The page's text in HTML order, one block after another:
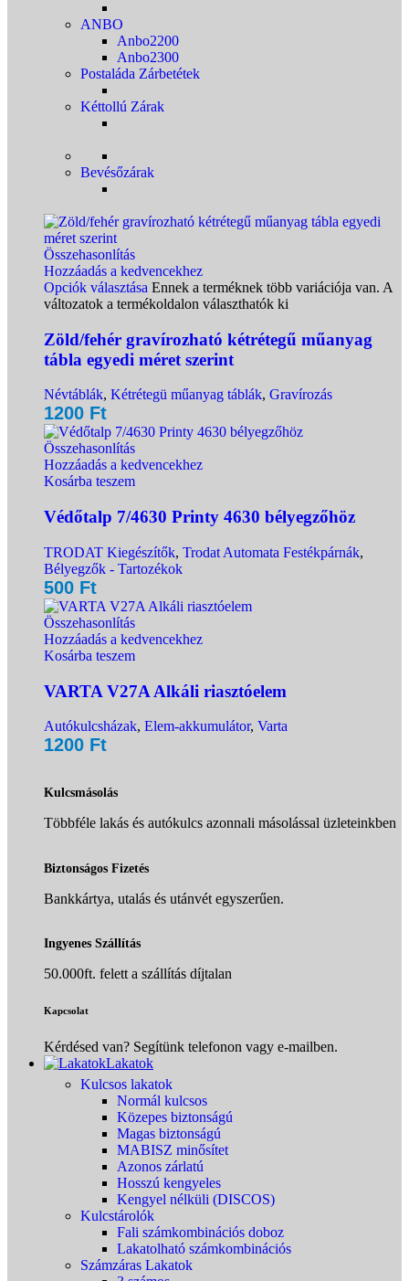
ANBO
Anbo2200
Anbo2300
Postaláda Zárbetétek
Kéttollú Zárak
Bevésőzárak
Összehasonlítás
Hozzáadás a kedvencekhez
Opciók választása Ennek a terméknek több variációja van. A
változatok a termékoldalon választhatók ki
Zöld/fehér gravírozható kétrétegű műanyag
tábla egyedi méret szerint
Névtáblák, Kétrétegü műanyag táblák, Gravírozás
1200 Ft
Összehasonlítás
Hozzáadás a kedvencekhez
Kosárba teszem
Védőtalp 7/4630 Printy 4630 bélyegzőhöz
TRODAT Kiegészítők, Trodat Automata Festékpárnák,
Bélyegzők - Tartozékok
500 Ft
Összehasonlítás
Hozzáadás a kedvencekhez
Kosárba teszem
VARTA V27A Alkáli riasztóelem
Autókulcsházak, Elem-akkumulátor, Varta
1200 Ft
Kulcsmásolás
Többféle lakás és autókulcs azonnali másolással üzleteinkben
Biztonságos Fizetés
Bankkártya, utalás és utánvét egyszerűen.
Ingyenes Szállítás
50.000ft. felett a szállítás díjtalan
Kapcsolat
Kérdésed van? Segítünk telefonon vagy e-mailben.
Lakatok
Kulcsos lakatok
Normál kulcsos
Közepes biztonságú
Magas biztonságú
MABISZ minősítet
Azonos zárlatú
Hosszú kengyeles
Kengyel nélküli (DISCOS)
Kulcstárolók
Fali számkombinációs doboz
Lakatolható számkombinációs
Számzáras Lakatok